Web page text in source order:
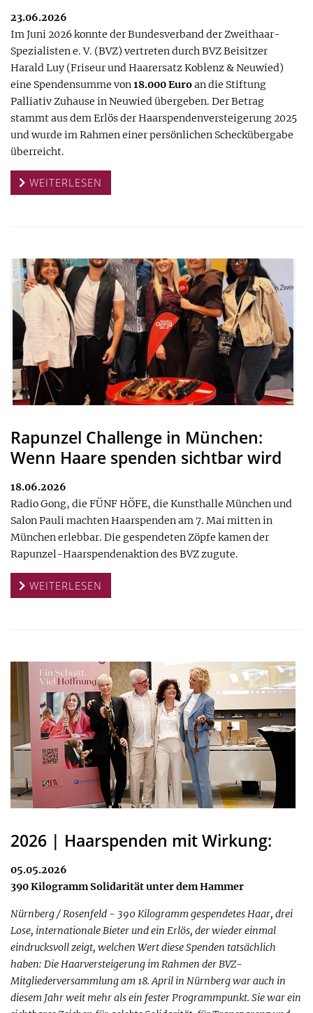
23.06.2026
Im Juni 2026 konnte der Bundesverband der Zweithaar-
Spezialisten e. V. (BVZ) vertreten durch BVZ Beisitzer
Harald Luy (Friseur und Haarersatz Koblenz & Neuwied)
eine Spendensumme von18.000 Euroan die Stiftung
Palliativ Zuhause in Neuwied übergeben. Der Betrag
stammt aus dem Erlös der Haarspendenversteigerung 2025
und wurde im Rahmen einer persönlichen Scheckübergabe
überreicht.
WEITERLESEN
Rapunzel Challenge in München:
Wenn Haare spenden sichtbar wird
18.06.2026
Radio Gong, die FÜNF HÖFE, die Kunsthalle München und
Salon Pauli machten Haarspenden am 7. Mai mitten in
München erlebbar. Die gespendeten Zöpfe kamen der
Rapunzel-Haarspendenaktion des BVZ zugute.
WEITERLESEN
2026 | Haarspenden mit Wirkung:
05.05.2026
390 Kilogramm Solidarität unter dem Hammer
Nürnberg / Rosenfeld - 390 Kilogramm gespendetes Haar, drei
Lose, internationale Bieter und ein Erlös, der wieder einmal
eindrucksvoll zeigt, welchen Wert diese Spenden tatsächlich
haben: Die Haarversteigerung im Rahmen der BVZ-
Mitgliederversammlung am 18. April in Nürnberg war auch in
diesem Jahr weit mehr als ein fester Programmpunkt. Sie war ein